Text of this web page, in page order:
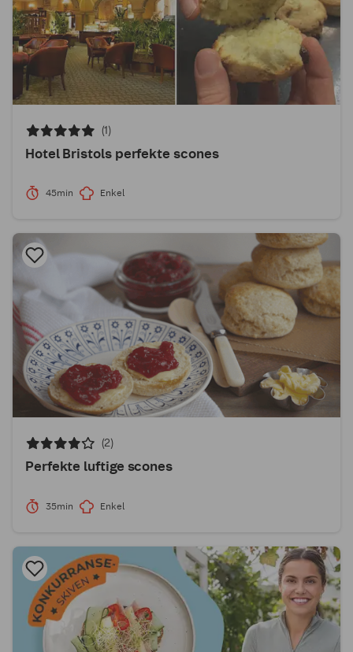
(1)
Hotel Bristols perfekte scones
45min Enkel
(2)
Perfekte luftige scones
35min Enkel